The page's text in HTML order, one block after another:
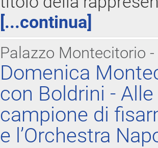
[...continua]
Palazzo Montecitorio
Domenica
con Boldrini -
campione di
e l’Orchestra